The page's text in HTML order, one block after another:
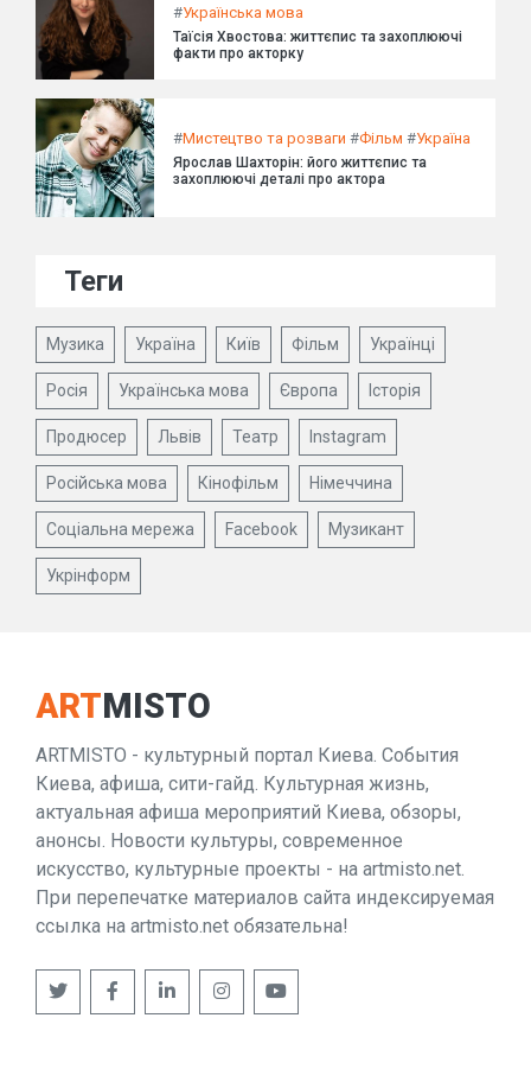
#Українська мова
Таїсія Хвостова: життєпис та захоплюючі
факти про акторку
#Мистецтво та розваги #Фільм #Україна
Ярослав Шахторін: його життєпис та
захоплюючі деталі про актора
Теги
Музика Україна Київ Фільм Українці
Росія Українська мова Європа Історія
Продюсер Львів Театр Instagram
Російська мова Кінофільм Німеччина
Соціальна мережа Facebook Музикант
Укрінформ
ARTMISTO
ARTMISTO - культурный портал Киева. События
Киева, афиша, сити-гайд. Культурная жизнь,
актуальная афиша мероприятий Киева, обзоры,
анонсы. Новости культуры, современное
искусство, культурные проекты - на artmisto.net.
При перепечатке материалов сайта индексируемая
ссылка на artmisto.net обязательна!